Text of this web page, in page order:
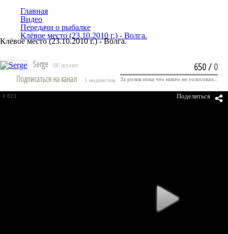
Главная
Видео
Передачи о рыбалке
Клёвое место (23.10.2010 г.) - Волга.
Клёвое место (23.10.2010 г.) - Волга.
Serge · 1087 роликов
Подписаться на канал · 1 подписчик
# 823 Поделиться
650/0
За ролик пока что никто не голосовал...